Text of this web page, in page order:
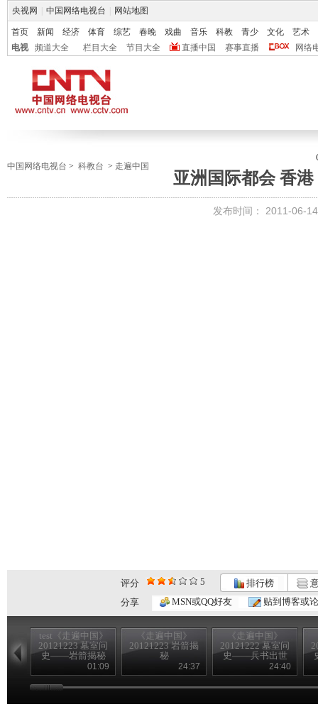
央视网 中国网络电视台 网站地图
首页 新闻 经济 体育 综艺 春晚 戏曲 音乐 科教 青少 文化
艺术
电视
频道大全 栏目大全 节目大全 直播中国 赛事直播 网络
中国网络电视台 > 科教台 > 走遍中国
亚洲国际都会 香
发布时间： 2011-06-
评分 5 排行榜
分享
MSN或QQ好友 贴到博客或
test《走遍中国》
20121223 墓室问
史——岩箭揭秘
01:09
《走遍中国》
20121223 岩箭揭
秘
24:37
《走遍中国》
20121222 墓室问
史——兵书出世
24:40